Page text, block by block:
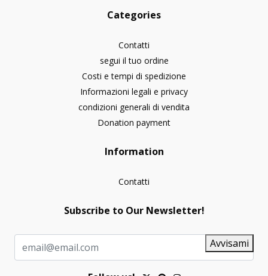
Categories
Contatti
segui il tuo ordine
Costi e tempi di spedizione
Informazioni legali e privacy
condizioni generali di vendita
Donation payment
Information
Contatti
Subscribe to Our Newsletter!
Avvisami